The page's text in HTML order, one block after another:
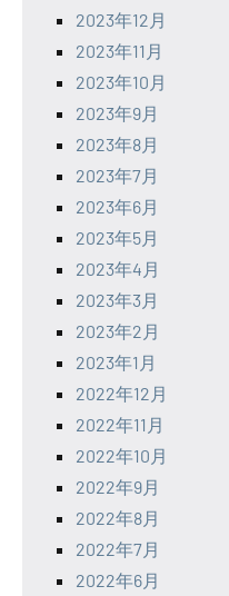
2023年12月
2023年11月
2023年10月
2023年9月
2023年8月
2023年7月
2023年6月
2023年5月
2023年4月
2023年3月
2023年2月
2023年1月
2022年12月
2022年11月
2022年10月
2022年9月
2022年8月
2022年7月
2022年6月